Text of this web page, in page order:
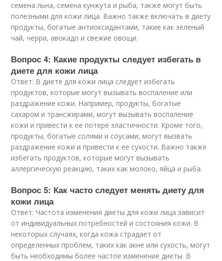
семена льна, семена кунжута и рыба, также могут быть
полезными для кожи лица. Важно также включать в диету
продукты, богатые антиоксидантами, такие как зеленый
чай, черри, авокадо и свежие овощи.
Вопрос 4: Какие продукты следует избегать в
диете для кожи лица
Ответ: В диете для кожи лица следует избегать
продуктов, которые могут вызывать воспаление или
раздражение кожи. Например, продукты, богатые
сахаром и трансжирами, могут вызывать воспаление
кожи и привести к ее потере эластичности. Кроме того,
продукты, богатые солями и соусами, могут вызвать
раздражение кожи и привести к ее сухости. Важно также
избегать продуктов, которые могут вызывать
аллергическую реакцию, таких как молоко, яйца и рыба.
Вопрос 5: Как часто следует менять диету для
кожи лица
Ответ: Частота изменения диеты для кожи лица зависит
от индивидуальных потребностей и состояния кожи. В
некоторых случаях, когда кожа страдает от
определенных проблем, таких как акне или сухость, могут
быть необходимы более частое изменение диеты. В